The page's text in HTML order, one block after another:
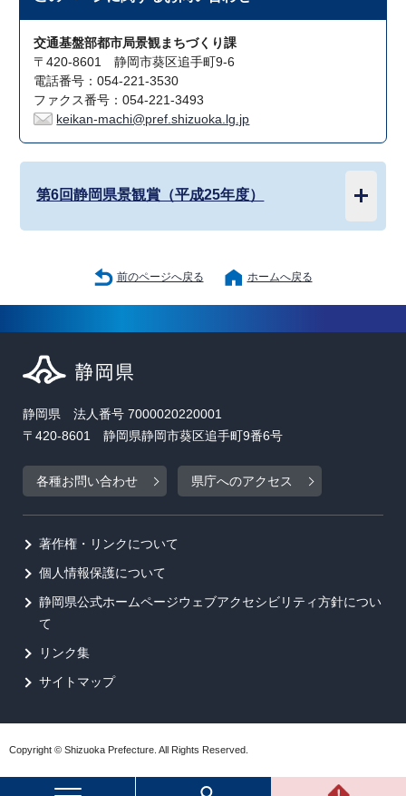
交通基盤部都市局景観まちづくり課
〒420-8601 静岡市葵区追手町9-6
電話番号：054-221-3530
ファクス番号：054-221-3493
keikan-machi@pref.shizuoka.lg.jp
第6回静岡県景観賞（平成25年度）
前のページへ戻る ホームへ戻る
静岡県 法人番号 7000020220001
〒420-8601 静岡県静岡市葵区追手町9番6号
各種お問い合わせ 県庁へのアクセス
著作権・リンクについて
個人情報保護について
静岡県公式ホームページウェブアクセシビリティ方針につい
て
リンク集
サイトマップ
Copyright © Shizuoka Prefecture. All Rights Reserved.